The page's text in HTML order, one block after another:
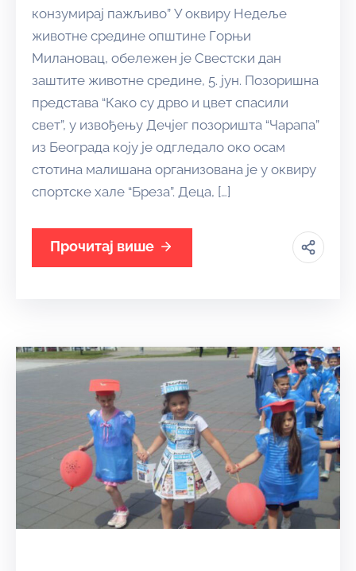
конзумирај пажљиво” У оквиру Недеље
животне средине општине Горњи
Милановац, обележен је Свестски дан
заштите животне средине, 5. јун. Позоришна
представа “Како су дрво и цвет спасили
свет”, у извођењу Дечјег позоришта “Чарапа”
из Београда коју је одгледало око осам
стотина малишана организована је у оквиру
спортске хале “Бреза”. Деца, […]
Прочитај више